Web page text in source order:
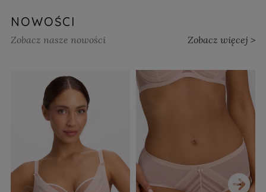
NOWOŚCI
Zobacz nasze nowości Zobacz więcej >
›